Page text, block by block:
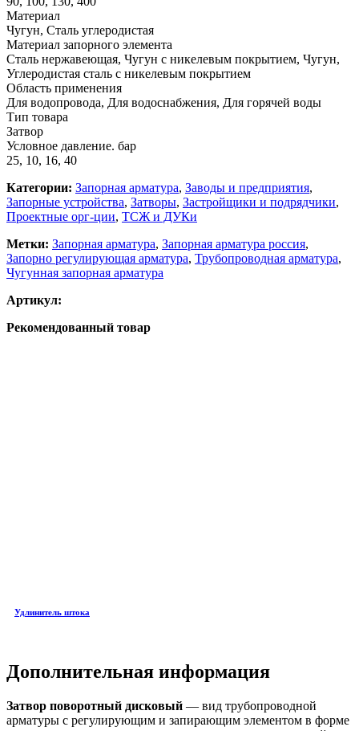
Материал
Чугун, Сталь углеродистая
Материал запорного элемента
Сталь нержавеющая, Чугун с никелевым покрытием, Чугун,
Углеродистая сталь с никелевым покрытием
Область применения
Для водопровода, Для водоснабжения, Для горячей воды
Тип товара
Затвор
Условное давление. бар
25, 10, 16, 40
Категории: Запорная арматура, Заводы и предприятия,
Запорные устройства, Затворы, Застройщики и подрядчики,
Проектные орг-ции, ТСЖ и ДУКи
Метки: Запорная арматура, Запорная арматура россия,
Запорно регулирующая арматура, Трубопроводная арматура,
Чугунная запорная арматура
Артикул:
Рекомендованный товар
Удлинитель штока
Дополнительная информация
Затвор поворотный дисковый — вид трубопроводной
арматуры с регулирующим и запирающим элементом в форме